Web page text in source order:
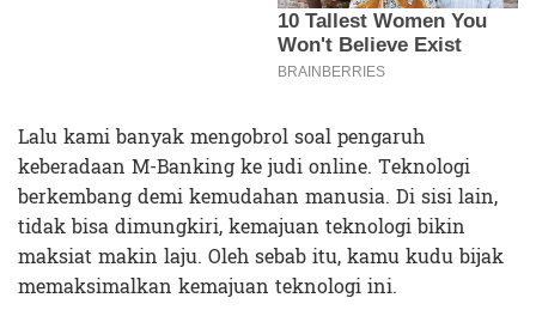
Lalu kami banyak mengobrol soal pengaruh
keberadaan M-Banking ke judi online. Teknologi
berkembang demi kemudahan manusia. Di sisi lain,
tidak bisa dimungkiri, kemajuan teknologi bikin
maksiat makin laju. Oleh sebab itu, kamu kudu bijak
memaksimalkan kemajuan teknologi ini.